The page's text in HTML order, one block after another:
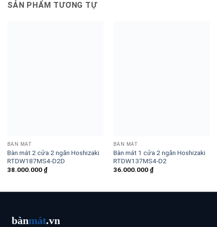
SẢN PHẨM TƯƠNG TỰ
BÀN MÁT
Bàn mát 2 cửa 2 ngăn Hoshizaki
RTDW187MS4-D2D
38.000.000 ₫
BÀN MÁT
Bàn mát 1 cửa 2 ngăn Hoshizaki
RTDW137MS4-D2
36.000.000 ₫
bànmát.vn